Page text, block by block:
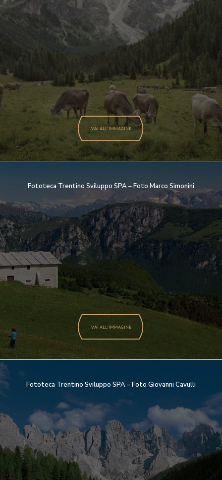
VAI ALL'IMMAGINE
Fototeca Trentino Sviluppo SPA – Foto Marco Simonini
VAI ALL'IMMAGINE
Fototeca Trentino Sviluppo SPA – Foto Giovanni Cavulli